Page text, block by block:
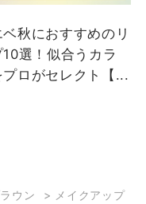
ベ秋におすすめのリ
10選！似合うカラ
プロがセレクト【...
ウン > メイクアップ